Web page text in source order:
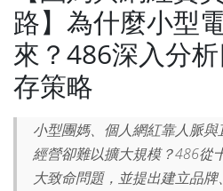
路】為什麼小型
來？486深入分
存策略
小型團媽、個人網紅靠人脈
經營卻難以擴大規模？486從
大致命問題，並提出建立品